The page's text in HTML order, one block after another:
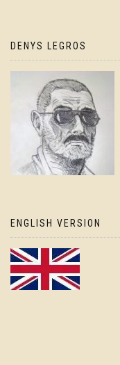
DENYS LEGROS
ENGLISH VERSION